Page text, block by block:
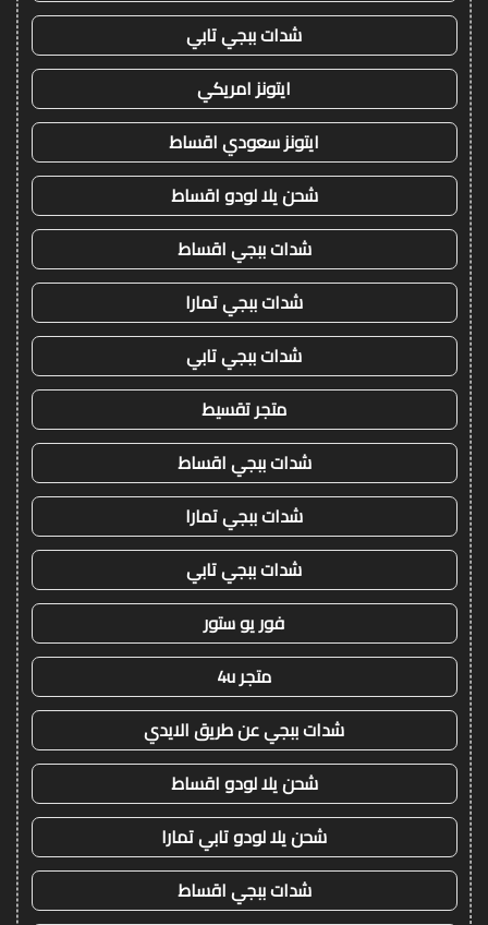
شدات ببجي تابي
ايتونز امريكي
ايتونز سعودي اقساط
شحن يلا لودو اقساط
شدات ببجي اقساط
شدات ببجي تمارا
شدات ببجي تابي
متجر تقسيط
شدات ببجي اقساط
شدات ببجي تمارا
شدات ببجي تابي
فور يو ستور
متجر 4u
شدات ببجي عن طريق الايدي
شحن يلا لودو اقساط
شحن يلا لودو تابي تمارا
شدات ببجي اقساط